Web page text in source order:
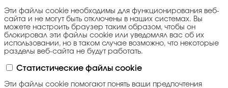
Эти файлы cookie необходимы для функционирования веб-
сайта и не могут быть отключены в наших системах. Вы
можете настроить браузер таким образом, чтобы он
блокировал эти файлы cookie или уведомлял вас об их
использовании, но в таком случае возможно, что некоторые
разделы веб-сайта не будут работать.
Статистические файлы cookie
Эти файлы cookie помогают понять ваши предпочтения